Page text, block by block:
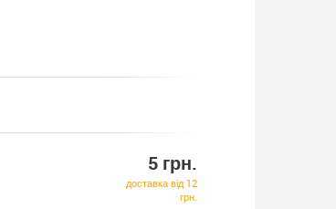
5 грн.
доставка від 12
грн.